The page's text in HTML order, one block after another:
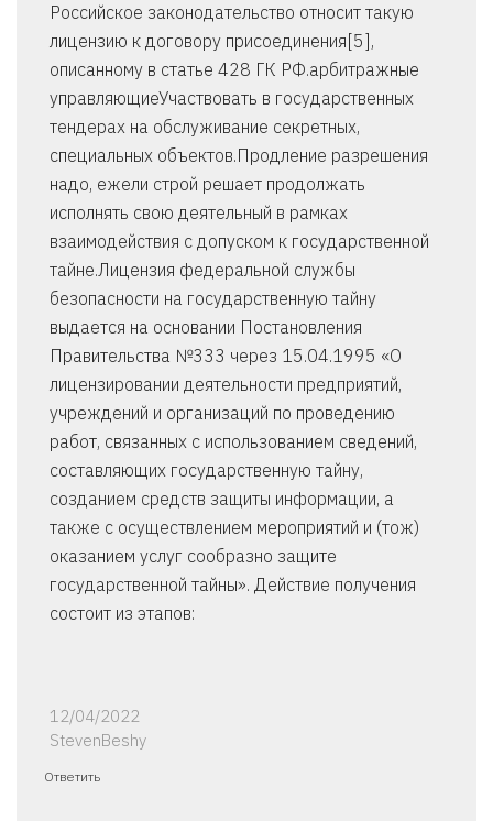
Российское законодательство относит такую
лицензию к договору присоединения[5],
описанному в статье 428 ГК РФ.арбитражные
управляющиеУчаствовать в государственных
тендерах на обслуживание секретных,
специальных объектов.Продление разрешения
надо, ежели строй решает продолжать
исполнять свою деятельный в рамках
взаимодействия с допуском к государственной
тайне.Лицензия федеральной службы
безопасности на государственную тайну
выдается на основании Постановления
Правительства №333 через 15.04.1995 «О
лицензировании деятельности предприятий,
учреждений и организаций по проведению
работ, связанных с использованием сведений,
составляющих государственную тайну,
созданием средств защиты информации, а
также с осуществлением мероприятий и (тож)
оказанием услуг сообразно защите
государственной тайны». Действие получения
состоит из этапов:
12/04/2022
StevenBeshy
Ответить